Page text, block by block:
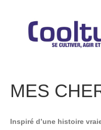
MES
Inspiré d’une histoire